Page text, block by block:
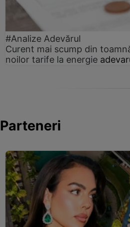
#Analize Adevărul
Curent mai scump din
noilor tarife la energie
Parteneri